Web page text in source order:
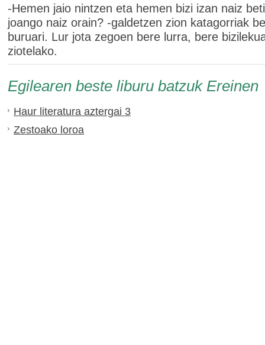
-Hemen jaio nintzen eta hemen bizi izan naiz
joango naiz orain? -galdetzen zion katagorriak
buruari. Lur jota zegoen bere lurra, bere
ziotelako.
Egilearen beste liburu batzuk Ereinen
Haur literatura aztergai 3
Zestoako loroa